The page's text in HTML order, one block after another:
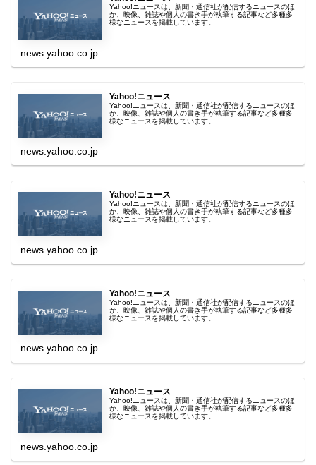
Yahoo!ニュースは、新聞・通信社が配信するニュースのほ
か、映像、雑誌や個人の書き手が執筆する記事など多種多
様なニュースを掲載しています。
news.yahoo.co.jp
Yahoo!ニュース
Yahoo!ニュースは、新聞・通信社が配信するニュースのほ
か、映像、雑誌や個人の書き手が執筆する記事など多種多
様なニュースを掲載しています。
news.yahoo.co.jp
Yahoo!ニュース
Yahoo!ニュースは、新聞・通信社が配信するニュースのほ
か、映像、雑誌や個人の書き手が執筆する記事など多種多
様なニュースを掲載しています。
news.yahoo.co.jp
Yahoo!ニュース
Yahoo!ニュースは、新聞・通信社が配信するニュースのほ
か、映像、雑誌や個人の書き手が執筆する記事など多種多
様なニュースを掲載しています。
news.yahoo.co.jp
Yahoo!ニュース
Yahoo!ニュースは、新聞・通信社が配信するニュースのほ
か、映像、雑誌や個人の書き手が執筆する記事など多種多
様なニュースを掲載しています。
news.yahoo.co.jp